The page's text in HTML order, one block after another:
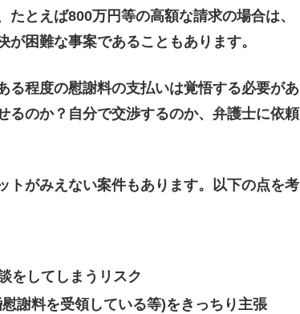
とえば800万円等の高額な請求の場合は、
困難な事案であることもあります。
る程度の慰謝料の支払いは覚悟する必要があ
るのか？自分で交渉するのか、弁護士に依頼
トがみえない案件もあります。以下の点を考
をしてしまうリスク
謝料を受領している等)をきっちり主張